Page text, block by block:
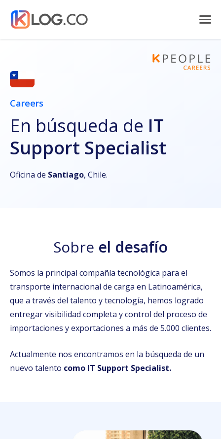
Careers
En búsqueda de IT
Support Specialist
Oficina de Santiago, Chile.
Sobre el desafío
Somos la principal compañía tecnológica para el
transporte internacional de carga en Latinoamérica,
que a través del talento y tecnología, hemos logrado
entregar visibilidad completa y control del proceso de
importaciones y exportaciones a más de 5.000 clientes.
Actualmente nos encontramos en la búsqueda de un
nuevo talento como IT Support Specialist.